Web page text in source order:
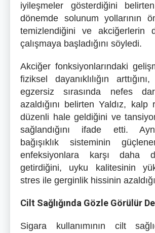
iyileşmeler gösterdiğini
dönemde solunum yollarının
temizlendiğini ve akciğerlerin
çalışmaya başladığını söyledi.
Akciğer fonksiyonlarındaki
fiziksel dayanıklılığın
egzersiz sırasında nefes
azaldığını belirten Yaldız, kalp
düzenli hale geldiğini ve
sağlandığını ifade etti.
bağışıklık sisteminin
enfeksiyonlara karşı daha
getirdiğini, uyku kalitesinin
stres ile gerginlik hissinin
Cilt Sağlığında Gözle Görülür
Sigara kullanımının cilt